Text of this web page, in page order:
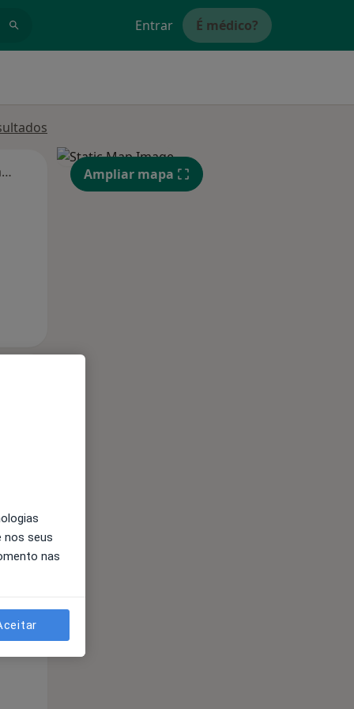
Entrar É médico?
Segunda-feira Qua Qui,
13 Ago
Ampliar mapa
nos seus
nas